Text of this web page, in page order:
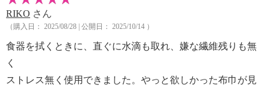
RIKO さん
（購入日： 2025/08/28 | 公開日： 2025/10/14 ）
食器を拭くときに、直ぐに水滴も取れ、嫌な繊維残りも無
く
ストレス無く使用できました。やっと欲しかった布巾が見